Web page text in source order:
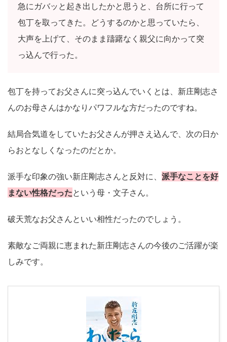
急にガバッと起き出したかと思うと、台所に行って
包丁を取ってきた。どうするのかと思っていたら、
大声を上げて、そのまま躊躇なく親父に向かって突
っ込んで行った。
包丁を持ってお父さんに突っ込んでいくとは、新庄剛志さ
んのお母さんはかなりパワフルな方だったのですね。
結局合気道をしていたお父さんが押さえ込んで、次の日か
らおとなしくなったのだとか。
派手な印象の強い新庄剛志さんと反対に、 派手なことを好
まない性格だったという母・文子さん。
破天荒なお父さんといい相性だったのでしょう。
素敵なご両親に恵まれた新庄剛志さんの今後のご活躍が楽
しみです。